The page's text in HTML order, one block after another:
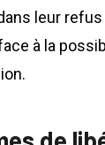
leur
à la